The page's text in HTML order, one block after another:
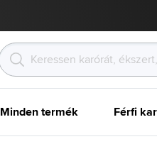
Minden termék Férfi